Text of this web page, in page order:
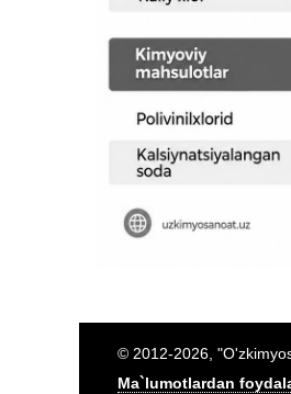
© 2012-2026,
Ma`lumotlardan